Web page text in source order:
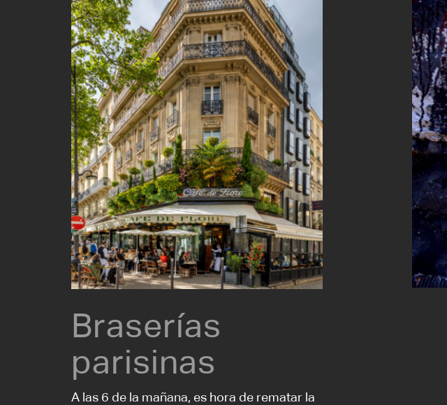
Braserías
parisinas
A las 6 de la mañana, es hora de rematar la